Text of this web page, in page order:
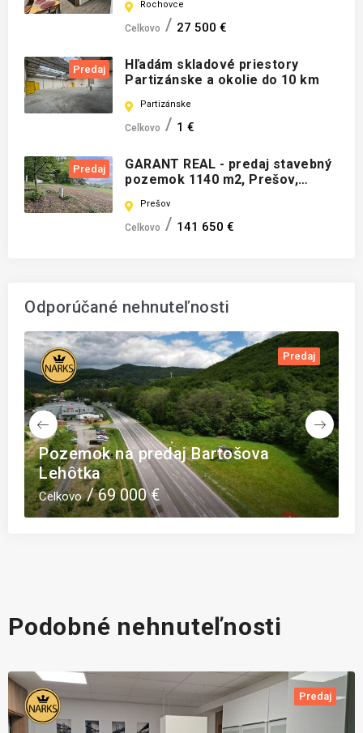
Rochovce
Celkovo 27 500 €
Predaj
Hľadám skladové priestory
Partizánske a okolie do 10 km
Partizánske
Celkovo 1 €
Predaj
GARANT REAL - predaj stavebný
pozemok 1140 m2, Prešov,
Prešov
Celkovo 141 650 €
Odporúčané nehnuteľnosti
Predaj
Pozemok na predaj Bartošova
Lehôtka
Celkovo 69 000 €
Na
Celkovo
Podobné nehnuteľnosti
Predaj